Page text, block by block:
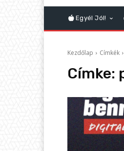
Egyél Jól!
Kezdőlap Címkék
Címke: